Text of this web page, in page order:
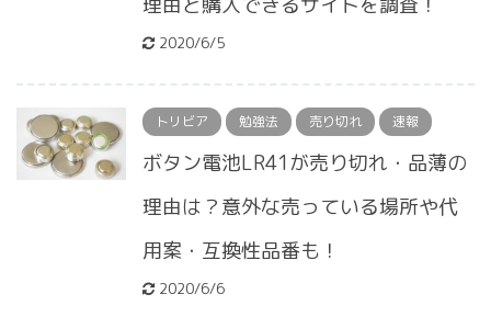
2020/6/5
トリビア 勉強法 売り切れ 速報
ボタン電池LR41が売り切れ・品薄の
理由は？意外な売っている場所や代
用案・互換性品番も！
2020/6/6